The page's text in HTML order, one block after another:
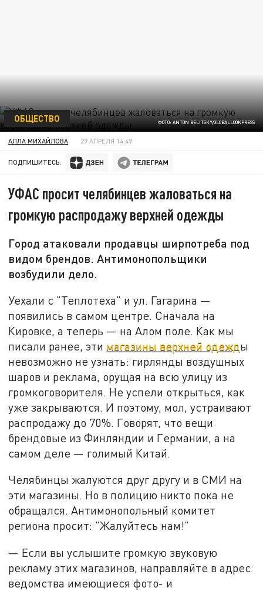
ФОТО: ANTON BELITSKY/GLOBALLOOKPRESS
ОБЩЕСТВО
АЛЛА МИХАЙЛОВА 29 АПРЕЛЯ 14:49
ПОДПИШИТЕСЬ:
УФАС просит челябинцев жаловаться на
громкую распродажу верхней одежды
Город атаковали продавцы ширпотреба под
видом брендов. Антимонопольщики
возбудили дело.
Уехали с "Теплотеха" и ул. Гагарина —
появились в самом центре. Сначала на
Кировке, а теперь — на Алом поле. Как мы
писали ранее, эти магазины верхней одежды
невозможно не узнать: гирлянды воздушных
шаров и реклама, орущая на всю улицу из
громкоговорителя. Не успели открыться, как
уже закрываются. И поэтому, мол, устраивают
распродажу до 70%. Говорят, что вещи
брендовые из Финляндии и Германии, а на
самом деле — голимый Китай.
Челябинцы жалуются друг другу и в СМИ на
эти магазины. Но в полицию никто пока не
обращался. Антимонопольный комитет
региона просит: "Жалуйтесь нам!"
— Если вы услышите громкую звуковую
рекламу этих магазинов, направляйте в адрес
ведомства имеющиеся фото- и